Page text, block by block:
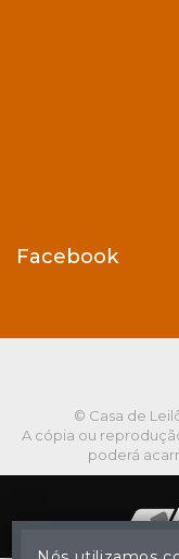
Facebook
© Casa de
A cópia ou
poderá